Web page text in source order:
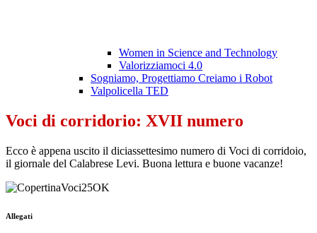
Women in Science and Technology
Valorizziamoci 4.0
Sogniamo, Progettiamo Creiamo i Robot
Valpolicella TED
Voci di corridorio: XVII numero
Ecco è appena uscito il diciassettesimo numero di Voci di corridoio,
il giornale del Calabrese Levi. Buona lettura e buone vacanze!
Allegati